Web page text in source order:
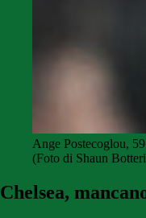
Ange Postecoglou,
(Foto di Shaun
Chelsea,